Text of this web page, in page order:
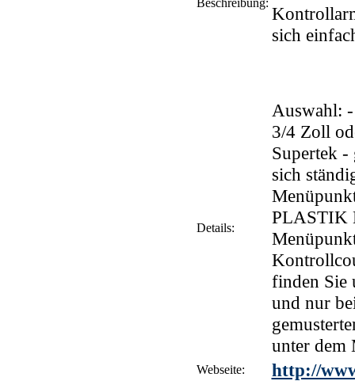
Beschreibung:
sich
Details:
Auswahl:
3/4 Zoll
Supertek
sich
PLASTIK
finden Sie
und nur
unter dem
Webseite: http://